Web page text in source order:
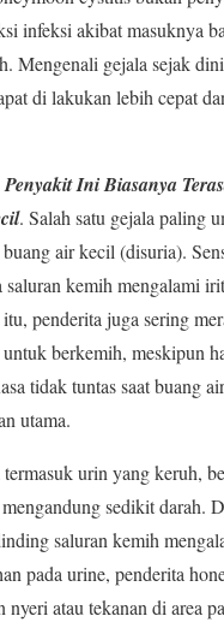
infeksi akibat masuknya
Mengenali gejala sejak
di lakukan lebih cepat
Ini Biasanya
. Salah satu gejala paling
air kecil (disuria).
saluran kemih mengalami
penderita juga sering
untuk berkemih, meskipun
tidak tuntas saat buang
utama.
urin yang keruh,
sedikit darah.
saluran kemih
pada urine, penderita
nyeri atau tekanan di area